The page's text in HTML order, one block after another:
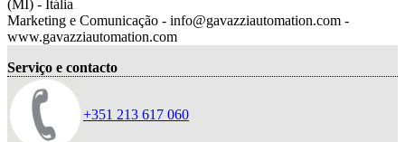
(MI) - Itália
Marketing e Comunicação - info@gavazziautomation.com -
www.gavazziautomation.com
Serviço e contacto
+351 213 617 060